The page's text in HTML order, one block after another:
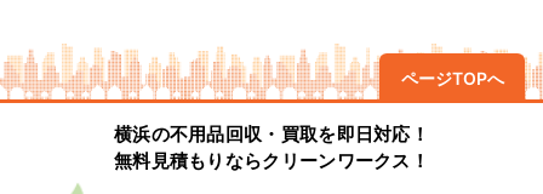
ページTOPへ
横浜の不用品回収・買取を即日対応！
無料見積もりならクリーンワークス！